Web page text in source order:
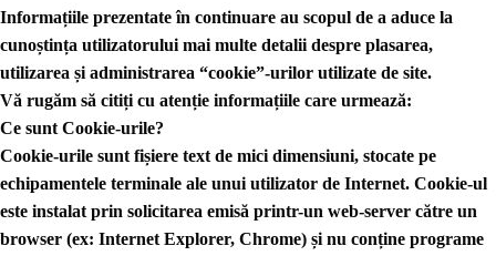
Informațiile prezentate în continuare au scopul de a aduce la
cunoștința utilizatorului mai multe detalii despre plasarea,
utilizarea și administrarea “cookie”-urilor utilizate de site.
Vă rugăm să citiți cu atenție informațiile care urmează:
Ce sunt Cookie-urile?
Cookie-urile sunt fișiere text de mici dimensiuni, stocate pe
echipamentele terminale ale unui utilizator de Internet. Cookie-ul
este instalat prin solicitarea emisă printr-un web-server către un
browser (ex: Internet Explorer, Chrome) și nu conține programe